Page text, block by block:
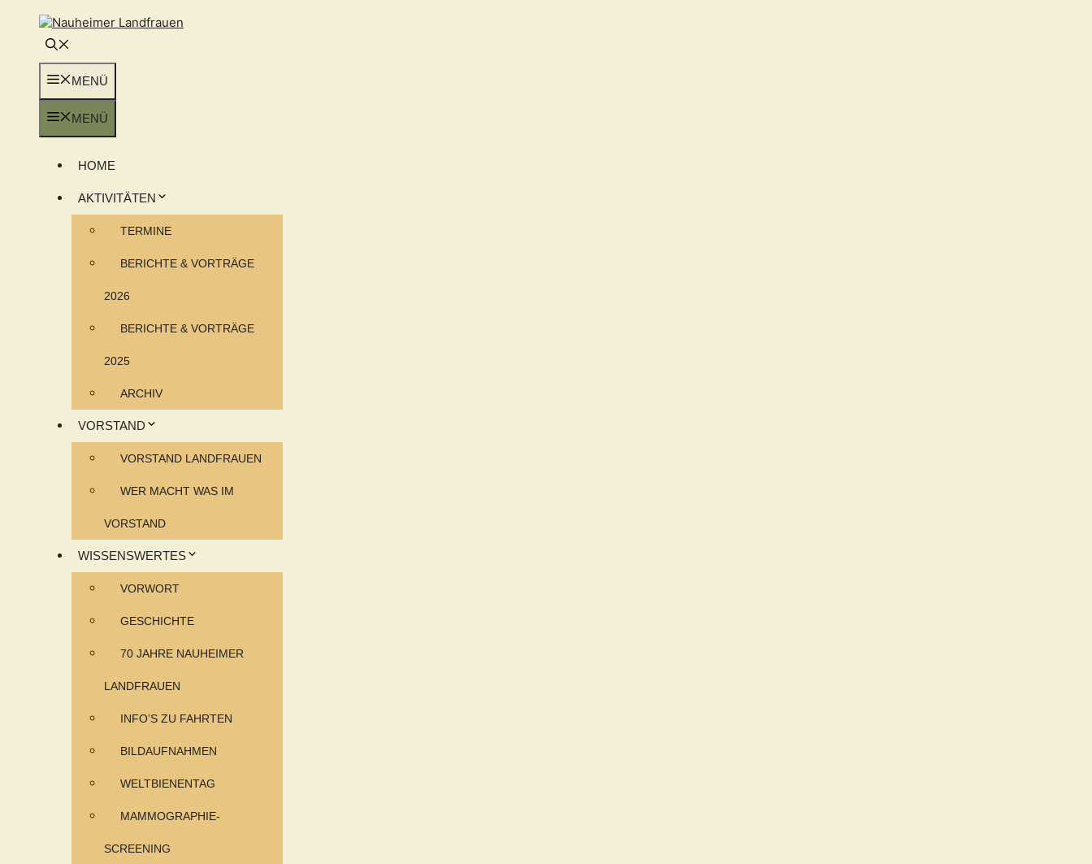
springen
MENÜ
MENÜ
HOME
AKTIVITÄTEN
TERMINE
BERICHTE & VORTRÄGE
2026
BERICHTE & VORTRÄGE
2025
ARCHIV
VORSTAND
VORSTAND LANDFRAUEN
WER MACHT WAS IM
VORSTAND
WISSENSWERTES
VORWORT
GESCHICHTE
70 JAHRE NAUHEIMER
LANDFRAUEN
INFO’S ZU FAHRTEN
BILDAUFNAHMEN
WELTBIENENTAG
MAMMOGRAPHIE-
SCREENING